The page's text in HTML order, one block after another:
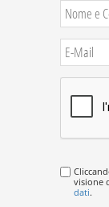
visione
dati.